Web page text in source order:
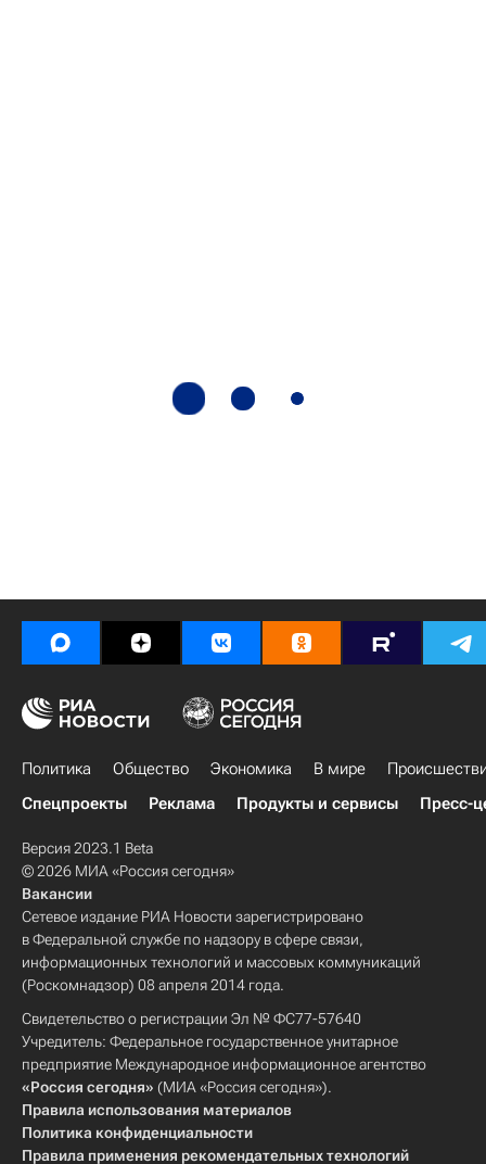
Политика Общество Экономика В мире
Спецпроекты
Реклама Продукты и сервисы Пресс-
Версия 2023.1 Beta
© 2026 МИА «Россия сегодня»
Вакансии
Сетевое издание РИА Новости зарегистрировано
в Федеральной службе по надзору в сфере связи,
информационных технологий и массовых коммуникаций
(Роскомнадзор) 08 апреля 2014 года.
Свидетельство о регистрации Эл № ФС77-57640
Учредитель: Федеральное государственное унитарное
предприятие Международное информационное агентство
«Россия сегодня» (МИА «Россия сегодня»).
Правила использования материалов
Политика конфиденциальности
Правила применения рекомендательных технологий